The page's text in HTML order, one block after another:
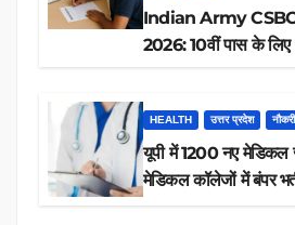
Indian Army
2026: 10वीं पास के लिए
HEALTH उत्तर प्रदेश नौकरी
यूपी में 1200 नए मेडिकल
मेडिकल कॉलेजों में बंपर